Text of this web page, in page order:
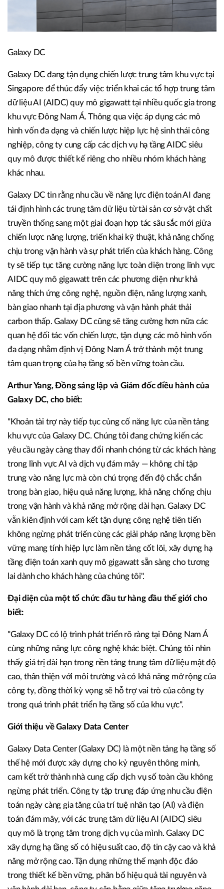
Galaxy DC
Galaxy DC đang tận dụng chiến lược trung tâm khu vực tại
Singapore để thúc đẩy việc triển khai các tổ hợp trung tâm
dữ liệu AI (AIDC) quy mô gigawatt tại nhiều quốc gia trong
khu vực Đông Nam Á. Thông qua việc áp dụng các mô
hình vốn đa dạng và chiến lược hiệp lực hệ sinh thái công
nghiệp, công ty cung cấp các dịch vụ hạ tầng AIDC siêu
quy mô được thiết kế riêng cho nhiều nhóm khách hàng
khác nhau.
Galaxy DC tin rằng nhu cầu về năng lực điện toán AI đang
tái định hình các trung tâm dữ liệu từ tài sản cơ sở vật chất
truyền thống sang một giai đoạn hợp tác sâu sắc mới giữa
chiến lược năng lượng, triển khai kỹ thuật, khả năng chống
chịu trong vận hành và sự phát triển của khách hàng. Công
ty sẽ tiếp tục tăng cường năng lực toàn diện trong lĩnh vực
AIDC quy mô gigawatt trên các phương diện như khả
năng thích ứng công nghệ, nguồn điện, năng lượng xanh,
bàn giao nhanh tại địa phương và vận hành phát thải
carbon thấp. Galaxy DC cũng sẽ tăng cường hơn nữa các
quan hệ đối tác vốn chiến lược, tận dụng các mô hình vốn
đa dạng nhằm định vị Đông Nam Á trở thành một trung
tâm quan trọng của hạ tầng số bền vững toàn cầu.
Arthur Yang, Đồng sáng lập và Giám đốc điều hành của
Galaxy DC, cho biết:
"Khoản tài trợ này tiếp tục củng cố năng lực của nền tảng
khu vực của Galaxy DC. Chúng tôi đang chứng kiến các
yêu cầu ngày càng thay đổi nhanh chóng từ các khách hàng
trong lĩnh vực AI và dịch vụ đám mây — không chỉ tập
trung vào năng lực mà còn chú trọng đến độ chắc chắn
trong bàn giao, hiệu quả năng lượng, khả năng chống chịu
trong vận hành và khả năng mở rộng dài hạn. Galaxy DC
vẫn kiên định với cam kết tận dụng công nghệ tiên tiến
không ngừng phát triển cùng các giải pháp năng lượng bền
vững mang tính hiệp lực làm nền tảng cốt lõi, xây dựng hạ
tầng điện toán xanh quy mô gigawatt sẵn sàng cho tương
lai dành cho khách hàng của chúng tôi".
Đại diện của một tổ chức đầu tư hàng đầu thế giới cho
biết:
"Galaxy DC có lộ trình phát triển rõ ràng tại Đông Nam Á
cùng những năng lực công nghệ khác biệt. Chúng tôi nhìn
thấy giá trị dài hạn trong nền tảng trung tâm dữ liệu mật độ
cao, thân thiện với môi trường và có khả năng mở rộng của
công ty, đồng thời kỳ vọng sẽ hỗ trợ vai trò của công ty
trong quá trình phát triển hạ tầng số của khu vực".
Giới thiệu về Galaxy Data Center
Galaxy Data Center (Galaxy DC) là một nền tảng hạ tầng số
thế hệ mới được xây dựng cho kỷ nguyên thông minh,
cam kết trở thành nhà cung cấp dịch vụ số toàn cầu không
ngừng phát triển. Công ty tập trung đáp ứng nhu cầu điện
toán ngày càng gia tăng của trí tuệ nhân tạo (AI) và điện
toán đám mây, với các trung tâm dữ liệu AI (AIDC) siêu
quy mô là trọng tâm trong dịch vụ của mình. Galaxy DC
xây dựng hạ tầng số có hiệu suất cao, độ tin cậy cao và khả
năng mở rộng cao. Tận dụng những thế mạnh độc đáo
trong thiết kế bền vững, phân bổ hiệu quả tài nguyên và